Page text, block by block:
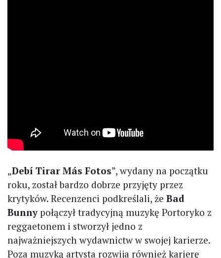
„Debí Tirar Más Fotos”, wydany na początku
roku, został bardzo dobrze przyjęty przez
krytyków. Recenzenci podkreślali, że Bad
Bunnypołączył tradycyjną muzykę Portoryko z
reggaetonem i stworzył jedno z
najważniejszych wydawnictw w swojej karierze.
Poza muzyką artysta rozwija również karierę